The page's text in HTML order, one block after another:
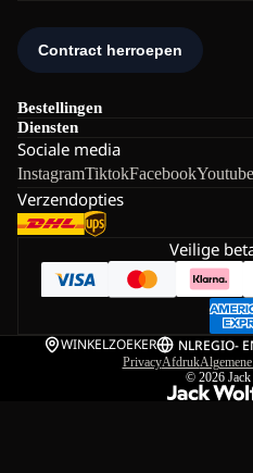
Bestellingen
Diensten
Sociale media
InstagramTiktokFacebookYoutube
Verzendopties
Veilige
WINKELZOEKER NLREGIO-
PrivacyAfdruk
© 2026